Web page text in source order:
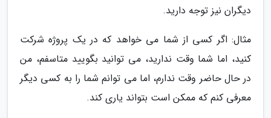
دیگران نیز توجه دارید.
مثال: اگر کسی از شما می خواهد که در یک پروژه شرکت
کنید، اما شما وقت ندارید، می توانید بگویید متاسفم، من
در حال حاضر وقت ندارم، اما می توانم شما را به کسی دیگر
معرفی کنم که ممکن است بتواند یاری کند.